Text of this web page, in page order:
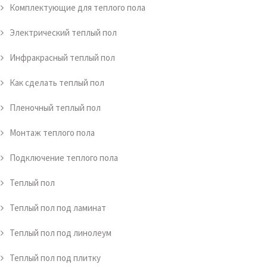
Комплектующие для теплого пола
Электрический теплый пол
Инфракрасный теплый пол
Как сделать теплый пол
Пленочный теплый пол
Монтаж теплого пола
Подключение теплого пола
Теплый пол
Теплый пол под ламинат
Теплый пол под линолеум
Теплый пол под плитку